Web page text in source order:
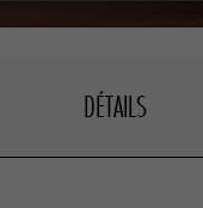
DÉTAILS